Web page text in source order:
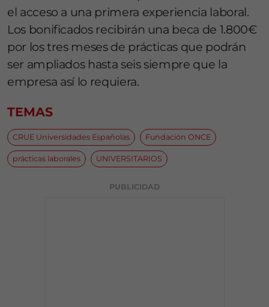
el acceso a una primera experiencia laboral.
Los bonificados recibirán una beca de 1.800€
por los tres meses de prácticas que podrán
ser ampliados hasta seis siempre que la
empresa así lo requiera.
TEMAS
CRUE Universidades Españolas Fundación ONCE
prácticas laborales UNIVERSITARIOS
PUBLICIDAD